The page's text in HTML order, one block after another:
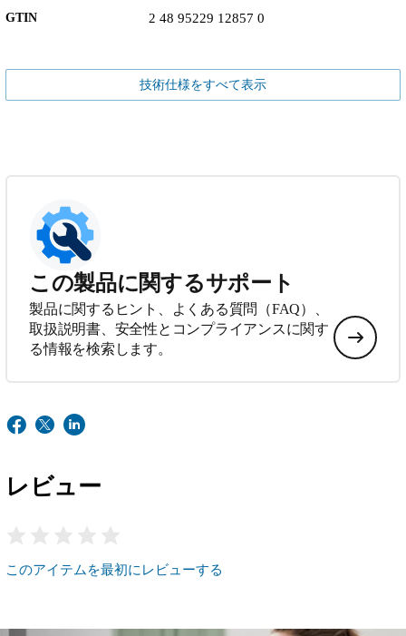
GTIN 2 48 95229 12857 0
技術仕様をすべて表示
この製品に関するサポート
製品に関するヒント、よくある質問（FAQ）、
取扱説明書、安全性とコンプライアンスに関す
る情報を検索します。
レビュー
このアイテムを最初にレビューする